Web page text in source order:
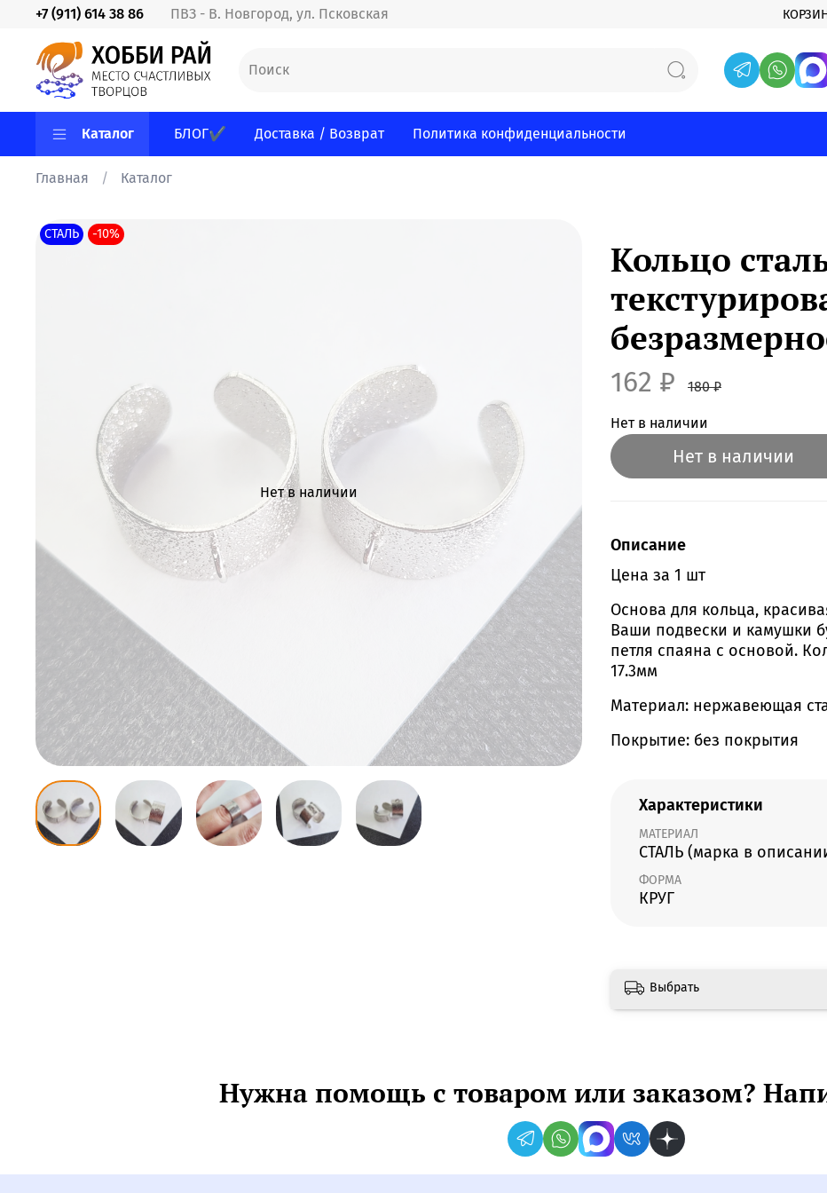
ПВЗ - В. Новгород, ул. Псковская
+7 (911) 614 38 86
Каталог БЛОГ✔ Доставка / Возврат Политика конфиденциальности
Главная Каталог
Нет в наличии
СТАЛЬ -10%
Кольцо
162 ₽ 180 ₽
Нет в наличии
Нет в наличии
Описание
Цена за 1 шт
Основа для кольца,
Ваши подвески и камушки
петля спаяна с основой.
17.3мм
Материал: нержавеющая
Покрытие: без покрытия
Характеристики
МАТЕРИАЛ
СТАЛЬ (марка в
ФОРМА
КРУГ
Выбрать
Нужна помощь с товаром или заказом?